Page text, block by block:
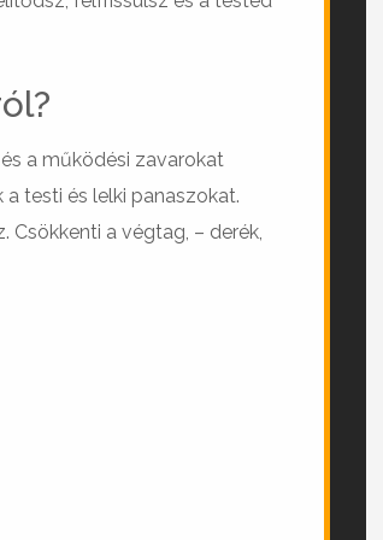
a működési zavarokat
testi és lelki panaszokat.
Csökkenti a végtag, – derék,